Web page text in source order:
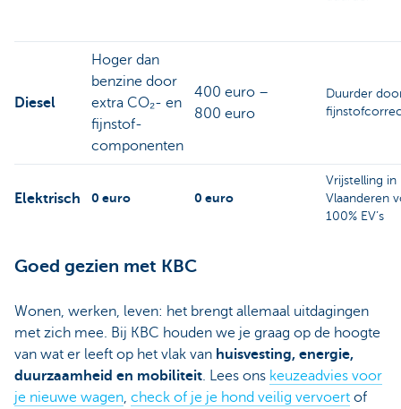
Diesel
Hoger dan
benzine door
extra CO₂- en
fijnstof-
componenten
400 euro –
800 euro
Duurder
Elektrisch 0 euro 0 euro
Vrijstelling in
Vlaanderen
100% EV’s
Goed gezien met KBC
Wonen, werken, leven: het brengt allemaal uitdagingen
met zich mee. Bij KBC houden we je graag op de hoogte
van wat er leeft op het vlak van huisvesting, energie,
duurzaamheid en mobiliteit . Lees ons keuzeadvies voor
je nieuwe wagen check of je je hond veilig vervoert of